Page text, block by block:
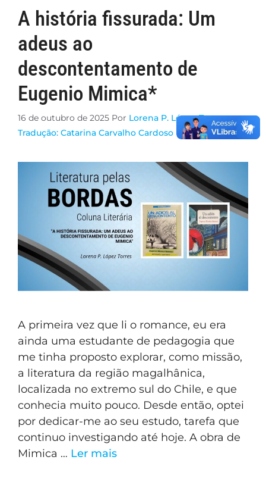
A história fissurada: Um
adeus ao
descontentamento de
Eugenio Mimica*
16 de outubro de 2025 Por Lorena P. López Torres -
Tradução: Catarina Carvalho Cardoso
A primeira vez que li o romance, eu era
ainda uma estudante de pedagogia que
me tinha proposto explorar, como missão,
a literatura da região magalhânica,
localizada no extremo sul do Chile, e que
conhecia muito pouco. Desde então, optei
por dedicar-me ao seu estudo, tarefa que
continuo investigando até hoje. A obra de
Mimica … Ler mais